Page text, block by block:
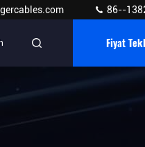
86--
Fiyat